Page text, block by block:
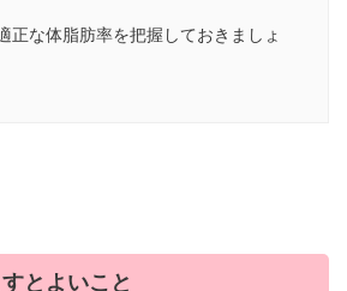
正な体脂肪率を把握しておきましょ
とよいこと